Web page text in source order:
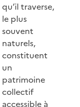
qu’il traverse,
le plus
souvent
naturels,
constituent
un
patrimoine
collectif
accessible à